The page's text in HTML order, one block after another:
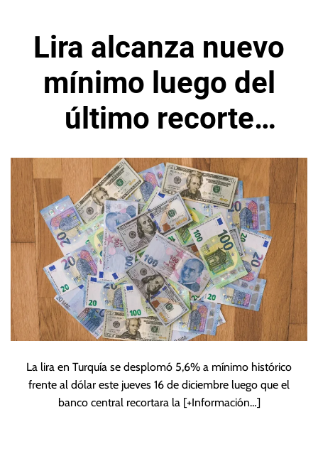
Lira alcanza nuevo
mínimo luego del
último recorte
propuesto por
Erdogan
La lira en Turquía se desplomó 5,6% a mínimo histórico
frente al dólar este jueves 16 de diciembre luego que el
banco central recortara la [+Información…]